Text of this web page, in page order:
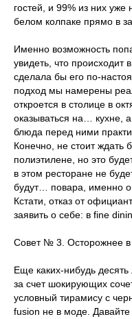
гостей, и 99% из них
белом колпаке прямо в
Именно возможность
увидеть, что происходит
сделала бы его по-
подход мы намерены
откроется в столице в
оказываться на… кухне,
блюда перед ними
Конечно, не стоит ждать
полиэтилене, но это
в этом ресторане не
будут… повара, именно
Кстати, отказ от
заявить о себе: в fine
Совет № 3. Осторожнее в
Еще каких-нибудь
за счет шокирующих
условный тирамису с
fusion не в моде.